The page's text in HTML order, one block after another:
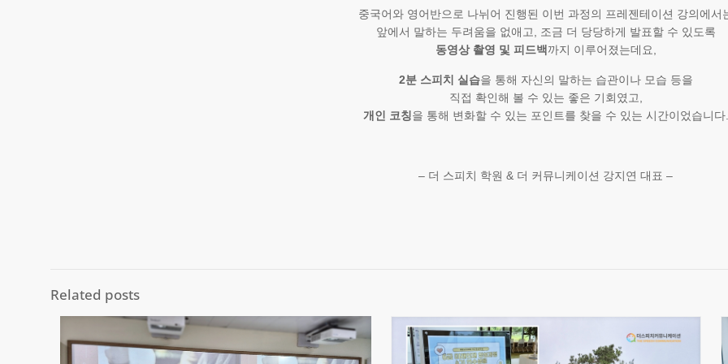
중국어와 영어반으로 나뉘어 진행된 이번 과정의 프레젠테이션 강의에서
앞에서 말하는 두려움을 없애고, 조금 더 당당하게 발표할 수 있도록
동영상 촬영 및 피드백 까지 이루어졌는데요,
2분 스피치 실습을 통해 자신의 말하는 습관이나 모습 등을
직접 확인해 볼 수 있는 좋은 기회였고,
개인 코칭을 통해 변화할 수 있는 포인트를 찾을 수 있는 시간이었습니다.
– 더 스피치 학원 & 더 커뮤니케이션 강지연 대표 –
Related posts